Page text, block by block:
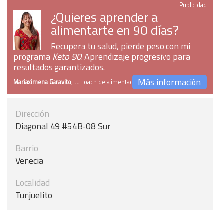
Publicidad
¿Quieres aprender a
alimentarte en 90 días?
Recupera tu salud, pierde peso con mi
programaKeto 90. Aprendizaje progresivo para
resultados garantizados.
Mariaximena Garavito, tu coach de alimentaciónMás información
Dirección
Diagonal 49 #54B-08 Sur
Barrio
Venecia
Localidad
Tunjuelito